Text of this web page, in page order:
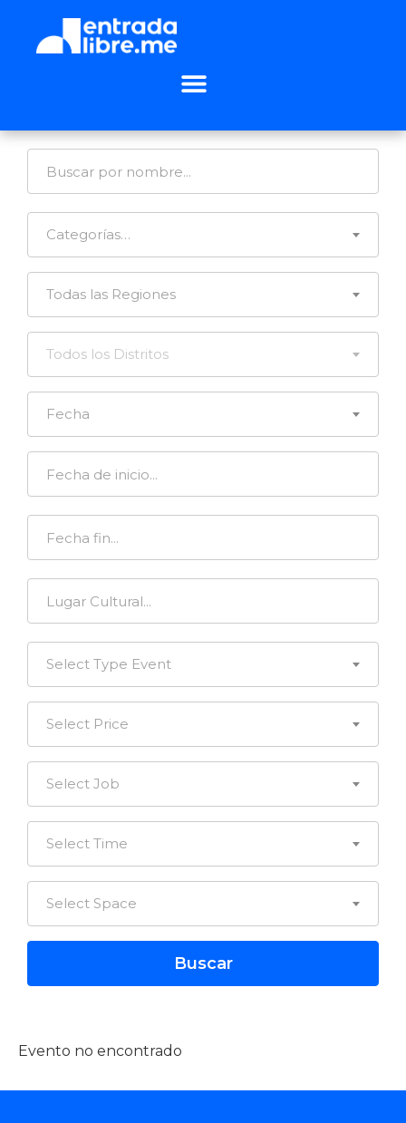
Categorías…
Todas las Regiones
Todos los Distritos
Fecha
Select Type Event
Select Price
Select Job
Select Time
Select Space
Evento no encontrado